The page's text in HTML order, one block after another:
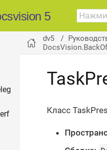
5
dv5
Класс